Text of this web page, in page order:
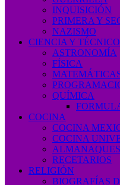
INQUISICIÓN
PRIMERA Y
NAZISMO
CIENCIA Y
ASTRONOMÍA
FÍSICA
QUÍMICA
COCINA
COCINA
COCINA
ALMANAQUES
RECETARIOS
RELIGIÓN
BIOGRAFÍAS